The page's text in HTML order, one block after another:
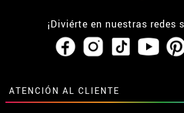
¡Diviérte en nuestras redes
ATENCIÓN AL CLIENTE